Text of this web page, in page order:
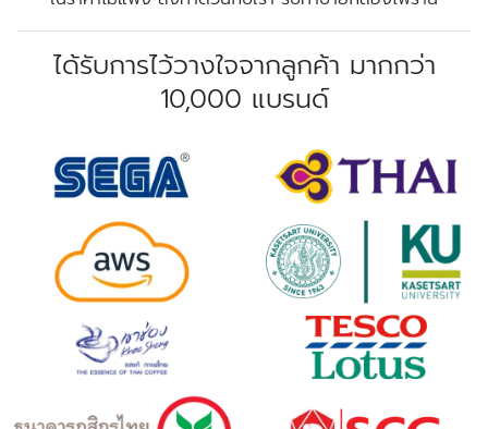
ได้รับการไว้วางใจจากลูกค้า มากกว่า
10,000 แบรนด์